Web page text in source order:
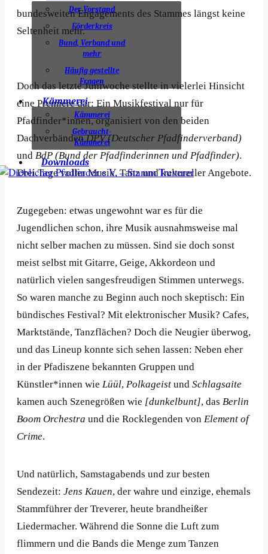
Der Vorstand
Förderkreis
Bund, Verband und
mehr
Häufig gestellte
Fragen
Kämmerei
Kämmerei
Gebraucht-
Kämmerei
Downloads
bundesweiten Engagements des Stammes längst keine
Seltenheit mehr.
Doch das letzte Juniwoche stellte in vielerlei Hinsicht
eine Premiere dar: Ein Musikfestival nur für
Pfadfinder*innen, organisiert von den beiden
DachverbändenDPV (Deutscher Pfadfinderverband)
und BdP (Bund der Pfadfinderinnen und Pfadfinder).
Drei Tage voller Musik, Tanz und kultureller Angebote.
Zugegeben: etwas ungewohnt war es für die
Jugendlichen schon, ihre Musik ausnahmsweise mal
nicht selber machen zu müssen. Sind sie doch sonst
meist selbst mit Gitarre, Geige, Akkordeon und
natürlich vielen sangesfreudigen Stimmen unterwegs.
So waren manche zu Beginn auch noch skeptisch: Ein
bündisches Festival? Mit elektronischer Musik? Cafes,
Marktstände, Tanzflächen? Doch die Neugier überwog,
und das Lineup konnte sich sehen lassen: Neben eher
in der Pfadiszene bekannten Gruppen und
Künstler*innen wie Lüül, Polkageist und Schlagsaite
kamen auch Szenegrößen wie [dunkelbunt], das Berlin
Boom Orchestra und die Rocklegenden von Element of
Crime.
Und natürlich, Samstagabends und zur besten
Sendezeit: Jens Kauen, der wahre und einzige, ehemals
Stammführer der Treverer, heute brandheißer
Liedermacher. Während die Sonne die Luft zum
flimmern und die Bands die Menge zum Tanzen